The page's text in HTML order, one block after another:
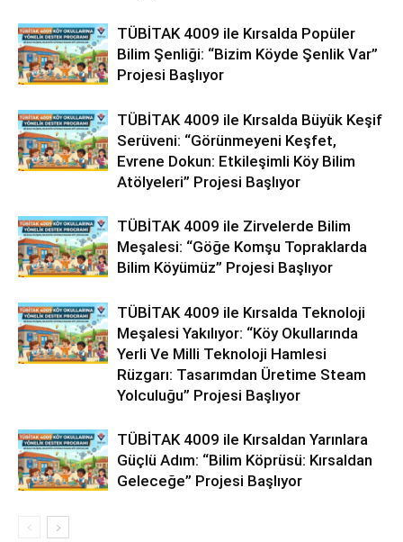
TÜBİTAK 4009 ile Kırsalda Popüler
Bilim Şenliği: “Bizim Köyde Şenlik Var”
Projesi Başlıyor
TÜBİTAK 4009 ile Kırsalda Büyük Keşif
Serüveni: “Görünmeyeni Keşfet,
Evrene Dokun: Etkileşimli Köy Bilim
Atölyeleri” Projesi Başlıyor
TÜBİTAK 4009 ile Zirvelerde Bilim
Meşalesi: “Göğe Komşu Topraklarda
Bilim Köyümüz” Projesi Başlıyor
TÜBİTAK 4009 ile Kırsalda Teknoloji
Meşalesi Yakılıyor: “Köy Okullarında
Yerli Ve Milli Teknoloji Hamlesi
Rüzgarı: Tasarımdan Üretime Steam
Yolculuğu” Projesi Başlıyor
TÜBİTAK 4009 ile Kırsaldan Yarınlara
Güçlü Adım: “Bilim Köprüsü: Kırsaldan
Geleceğe” Projesi Başlıyor